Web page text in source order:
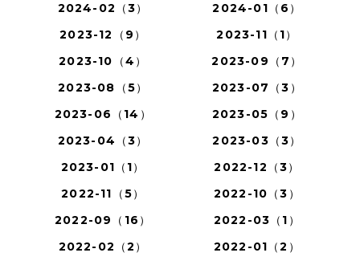
2024-02（3）
2024-01（6）
2023-12（9）
2023-11（1）
2023-10（4）
2023-09（7）
2023-08（5）
2023-07（3）
2023-06（14）
2023-05（9）
2023-04（3）
2023-03（3）
2023-01（1）
2022-12（3）
2022-11（5）
2022-10（3）
2022-09（16）
2022-03（1）
2022-02（2）
2022-01（2）